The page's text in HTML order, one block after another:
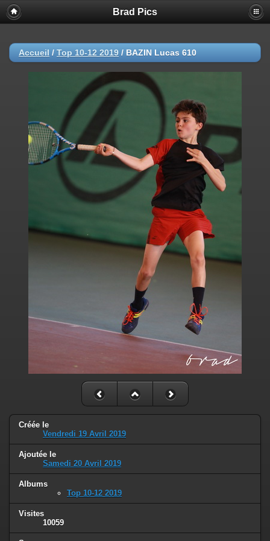
Brad Pics
Accueil / Top 10-12 2019 / BAZIN Lucas 610
Créée le
Vendredi 19 Avril 2019
Ajoutée le
Samedi 20 Avril 2019
Albums
Top 10-12 2019
Visites
10059